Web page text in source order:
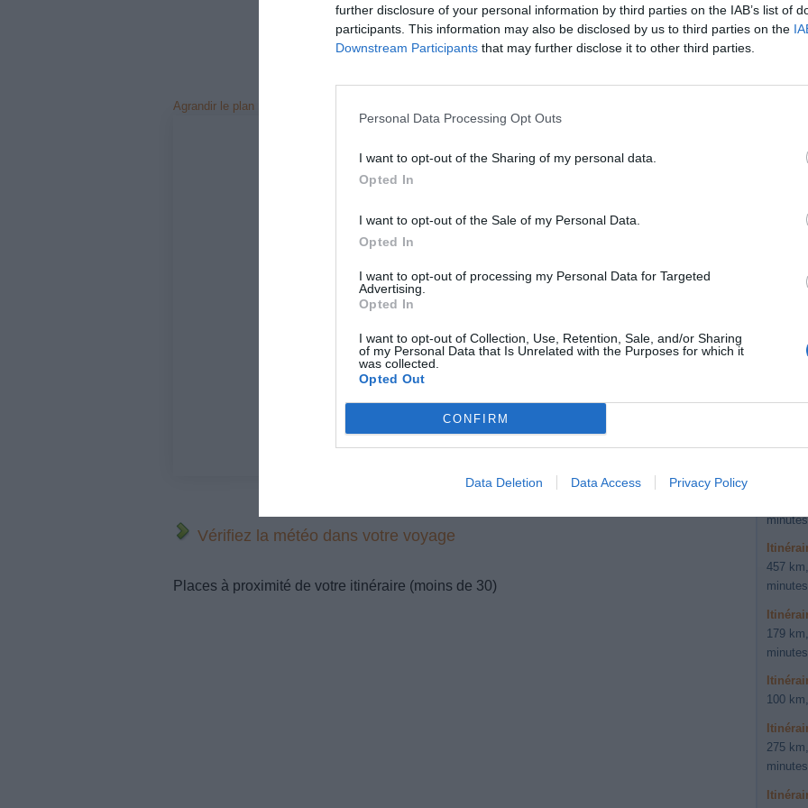
further disclosure of your personal information by third parties on the IAB’s list of
participants. This information may also be disclosed by us to third parties on the
Downstream Participants that may further disclose it to other third parties.
Personal Data Processing Opt Outs
I want to opt-out of the Sharing of my personal data.
Opted In
I want to opt-out of the Sale of my Personal Data.
Opted In
I want to opt-out of processing my Personal Data for Targeted
Advertising.
Opted In
I want to opt-out of Collection, Use, Retention, Sale, and/or Sharing
of my Personal Data that Is Unrelated with the Purposes for which it
was collected.
Opted Out
CONFIRM
Data Deletion Data Access Privacy Policy
Agrandir le plan
Vérifiez la météo dans votre voyage
Places à proximité de votre itinéraire (moins de 30)
6.
minutes
minutes
457
minutes
179
minutes
100
275
minutes